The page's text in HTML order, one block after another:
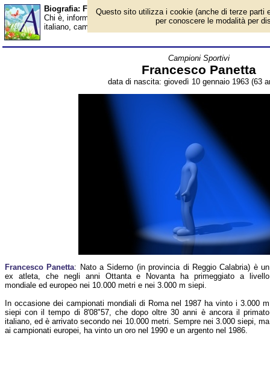
Biografia: Francesco Panetta - età - Almanacco
Chi è, informazioni, foto, qual è la data di nascita, età, dove è
italiano, campione mondiale ed europeo nei 3000 m siepi.
Campioni Sportivi
Francesco Panetta
data di nascita: giovedì 10 gennaio 1963 (63
Francesco Panetta: Nato a Siderno (in provincia di Reggio Calabria) è un
ex atleta, che negli anni Ottanta e Novanta ha primeggiato a livello
mondiale ed europeo nei 10.000 metri e nei 3.000 m siepi.
In occasione dei campionati mondiali di Roma nel 1987 ha vinto i 3.000 m
siepi con il tempo di 8'08"57, che dopo oltre 30 anni è ancora il primato
italiano, ed è arrivato secondo nei 10.000 metri. Sempre nei 3.000 siepi, ma
ai campionati europei, ha vinto un oro nel 1990 e un argento nel 1986.
Questo sito utilizza i cookie (anche di terze parti
per conoscere le modalità per